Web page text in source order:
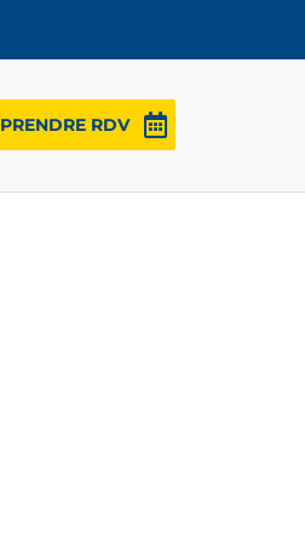
PRENDRE RDV